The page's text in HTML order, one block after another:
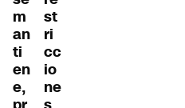
m
an
ti
en
e,
st
ri
cc
io
ne